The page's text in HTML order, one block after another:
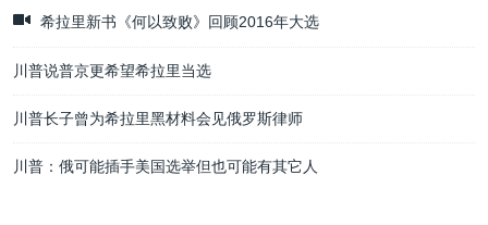
希拉里新书《何以致败》回顾2016年大选
川普说普京更希望希拉里当选
川普长子曾为希拉里黑材料会见俄罗斯律师
川普：俄可能插手美国选举但也可能有其它人